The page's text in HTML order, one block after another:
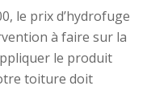
le prix d’hydrofuge
à faire sur la
le produit
toiture doit